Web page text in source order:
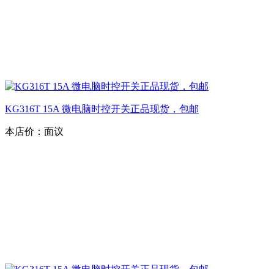
KG316T 15A 微电脑时控开关正品现货，包邮
本店价： 面议